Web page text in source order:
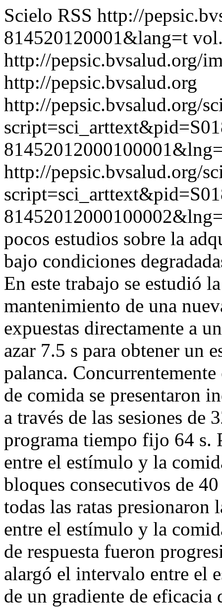
Scielo RSS http://
814520120001&lang=t
http://pepsic.bvsalud.org/
http://pepsic.bvsalud.org
http://pepsic.bvsalud.org/
http://pepsic.bvsalud.org/
pocos estudios sobre la
bajo condiciones
En este trabajo se estudió
mantenimiento de una
expuestas directamente a
azar 7.5 s para obtener un
palanca.
de comida se presentaron
a través de las sesiones de
programa tiempo fijo 64 s.
entre el estímulo y la
bloques consecutivos de
todas las ratas presionaron
entre el estímulo y la
de respuesta fueron
alargó el intervalo entre el
de un gradiente de